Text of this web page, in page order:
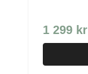
1 299 kr